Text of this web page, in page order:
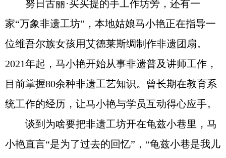
努日古丽·买买提的手工作坊旁，还有一
家“万象非遗工坊”，本地姑娘马小艳正在指导一
位维吾尔族女孩用艾德莱斯绸制作非遗团扇。
2021年起，马小艳开始从事非遗普及讲师工作，
目前掌握80余种非遗工艺知识。曾长期在教育系
统工作的经历，让马小艳与学员互动得心应手。
谈到为啥要把非遗工坊开在龟兹小巷里，马
小艳直言“是为了过去的回忆”，“龟兹小巷是我儿